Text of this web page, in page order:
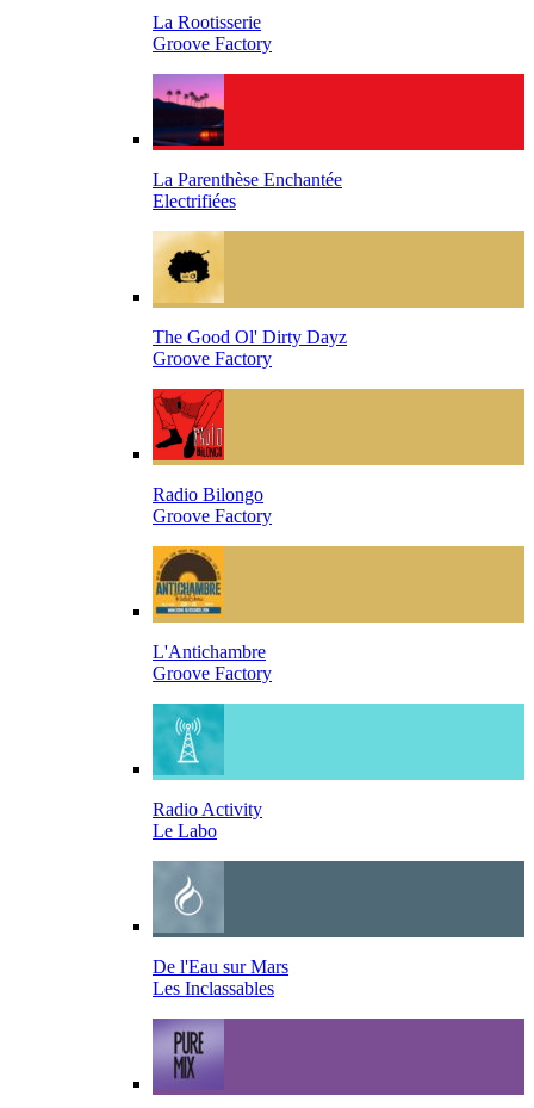
La Rootisserie
Groove Factory
La Parenthèse Enchantée
Electrifiées
The Good Ol' Dirty Dayz
Groove Factory
Radio Bilongo
Groove Factory
L'Antichambre
Groove Factory
Radio Activity
Le Labo
De l'Eau sur Mars
Les Inclassables